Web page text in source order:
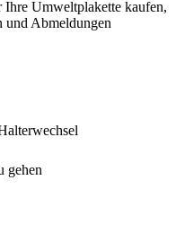
Ihre Umweltplakette kaufen,
und Abmeldungen
gehen